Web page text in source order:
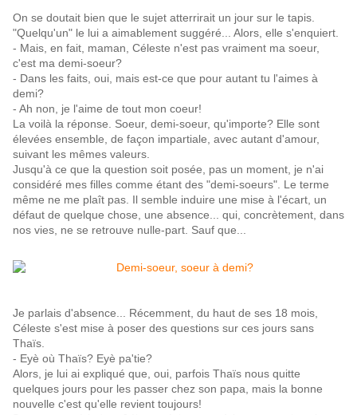
On se doutait bien que le sujet atterrirait un jour sur le tapis.
"Quelqu'un" le lui a aimablement suggéré... Alors, elle s'enquiert.
- Mais, en fait, maman, Céleste n'est pas vraiment ma soeur,
c'est ma demi-soeur?
- Dans les faits, oui, mais est-ce que pour autant tu l'aimes à
demi?
- Ah non, je l'aime de tout mon coeur!
La voilà la réponse. Soeur, demi-soeur, qu'importe? Elle sont
élevées ensemble, de façon impartiale, avec autant d'amour,
suivant les mêmes valeurs.
Jusqu'à ce que la question soit posée, pas un moment, je n'ai
considéré mes filles comme étant des "demi-soeurs". Le terme
même ne me plaît pas. Il semble induire une mise à l'écart, un
défaut de quelque chose, une absence... qui, concrètement, dans
nos vies, ne se retrouve nulle-part. Sauf que...
Je parlais d'absence... Récemment, du haut de ses 18 mois,
Céleste s'est mise à poser des questions sur ces jours sans
Thaïs.
- Eyè où Thaïs? Eyè pa'tie?
Alors, je lui ai expliqué que, oui, parfois Thaïs nous quitte
quelques jours pour les passer chez son papa, mais la bonne
nouvelle c'est qu'elle revient toujours!